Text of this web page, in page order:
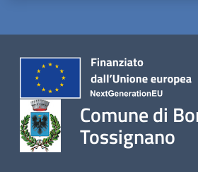
Comune di
Tossignano